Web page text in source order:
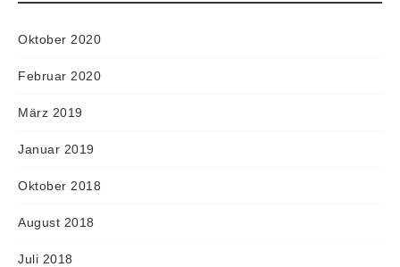
Oktober 2020
Februar 2020
März 2019
Januar 2019
Oktober 2018
August 2018
Juli 2018